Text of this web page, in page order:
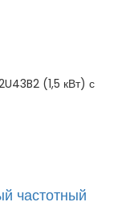
(1,5 кВт) с
частотный